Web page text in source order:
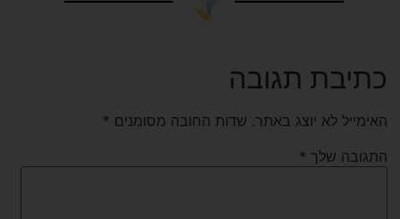
כתיבת תגובה
האימייל לא יוצג באתר. שדות החובה מסומנים *
התגובה שלך *